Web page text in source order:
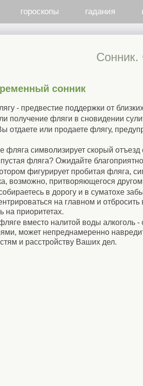
гороскопы гадания
Cонник.
сонник
- предвестие поддержки от
получение фляги в сновидении
отдаете или продаете флягу,
фляга символизирует скорый
фляга? Ожидайте
фигурирует пробитая фляга,
возможно, притворяющегося
в дорогу и в суматохе
на главном и
на приоритетах.
вместо налитой воды алкоголь -
может непреднамеренно
и расстройству Ваших дел.